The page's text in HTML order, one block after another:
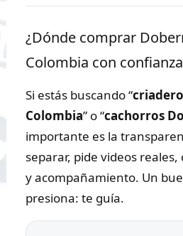
¿Dónde comprar
Colombia con
Si estás buscando “
Colombia” o “cachorros
importante es la
separar, pide videos
y acompañamiento. Un
presiona: te guía.